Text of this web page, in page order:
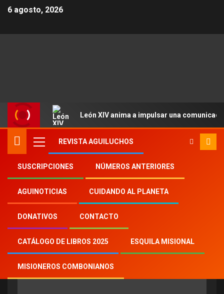
6 agosto, 2026
León XIV anima a impulsar una
REVISTA AGUILUCHOS
SUSCRIPCIONES NÚMEROS ANTERIORES
AGUINOTICIAS CUIDANDO AL PLANETA
DONATIVOS CONTACTO
CATÁLOGO DE LIBROS 2025 ESQUILA MISIONAL
MISIONEROS COMBONIANOS
Inicio Aguinoticias OMPE
OMPE